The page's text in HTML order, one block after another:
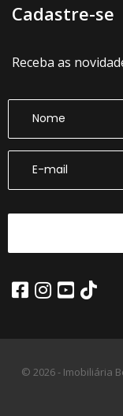
Cadastre-se
Receba as
© 2026 - Imobiliária